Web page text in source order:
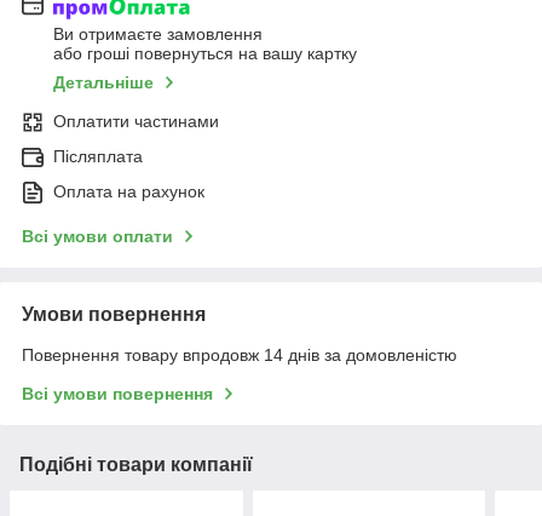
Ви отримаєте замовлення
або гроші повернуться на вашу картку
Детальніше
Оплатити частинами
Післяплата
Оплата на рахунок
Всі умови оплати
Умови повернення
Повернення товару впродовж 14 днів за домовленістю
Всі умови повернення
Подібні товари компанії